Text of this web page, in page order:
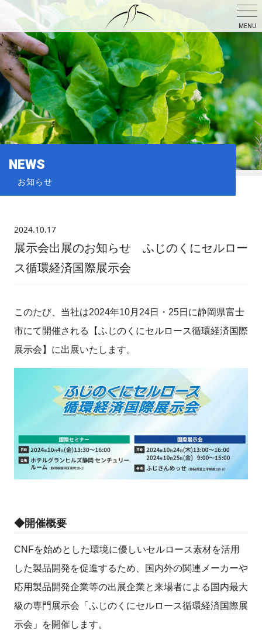
MENU
NEWS
お知らせ
2024.10.17
展示会出展のお知らせ ふじのくにセルロー
ス循環経済国際展示会
このたび、当社は2024年10月24日・25日に静岡県富士
市にて開催される【ふじのくにセルロース循環経済国際
展示会】に出展いたします。
◆開催概要
CNFを始めとした環境に優しいセルロース素材を活用
した製品開発を促進するため、国内外の関連メーカーや
応用製品開発企業等の出展企業と来場者による国内最大
級の専門展示会「ふじのくにセルロース循環経済国際展
示会」を開催します。